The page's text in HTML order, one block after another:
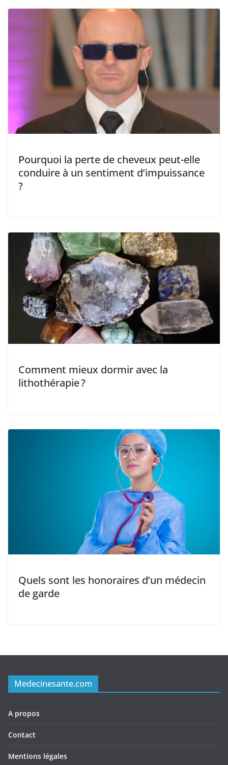
Pourquoi la perte de cheveux peut-elle
conduire à un sentiment d’impuissance
?
Comment mieux dormir avec la
lithothérapie ?
Quels sont les honoraires d’un médecin
de garde
Medecinesante.com
A propos
Contact
Mentions légales